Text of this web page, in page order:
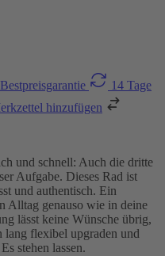
Bestpreisgarantie
14 Tage
hinzufügen
und schnell: Auch die dritte
Aufgabe. Dieses Rad ist
und authentisch. Ein
Alltag genauso wie in deine
lässt keine Wünsche übrig,
lang flexibel upgraden und
stehen lassen.